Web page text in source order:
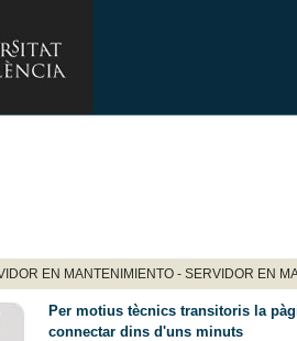
EN MANTENIMIENTO - SERVIDOR EN
Per motius tècnics transitoris la
connectar dins d'uns minuts